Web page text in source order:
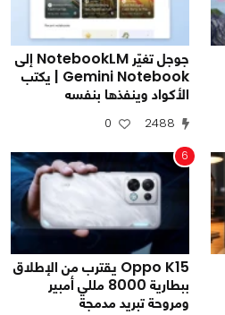
جوجل تغيّر NotebookLM إلى
Gemini Notebook | يكتب
الأكواد وينفذها بنفسه
2488
0
6
Oppo K15 يقترب من الإطلاق
ببطارية 8000 مللي أمبير
ومروحة تبريد مدمجة